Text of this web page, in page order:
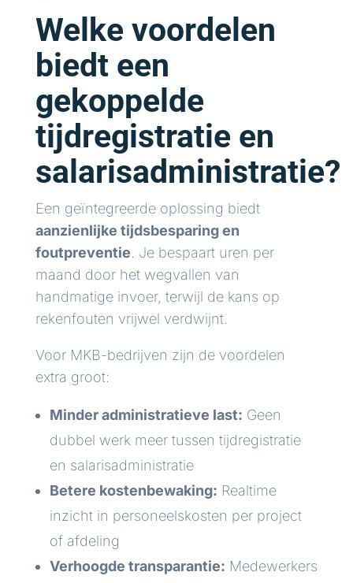
Welke voordelen
biedt een
gekoppelde
tijdregistratie en
salarisadministratie?
Een geïntegreerde oplossing biedt
aanzienlijke tijdsbesparing en
foutpreventie. Je bespaart uren per
maand door het wegvallen van
handmatige invoer, terwijl de kans op
rekenfouten vrijwel verdwijnt.
Voor MKB-bedrijven zijn de voordelen
extra groot:
Minder administratieve last: Geen
dubbel werk meer tussen tijdregistratie
en salarisadministratie
Betere kostenbewaking: Realtime
inzicht in personeelskosten per project
of afdeling
Verhoogde transparantie: Medewerkers